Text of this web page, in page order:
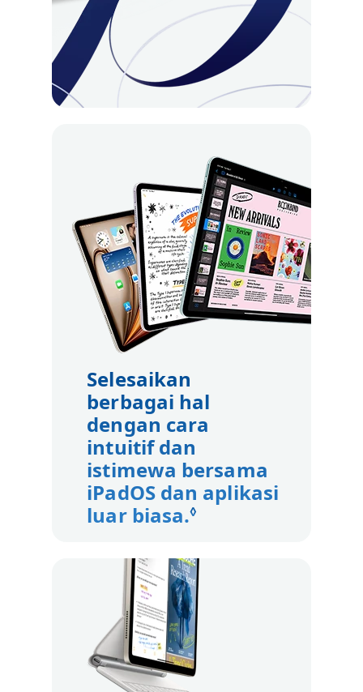
Selesaikan
berbagai hal
dengan cara
intuitif dan
istimewa bersama
iPadOS dan aplikasi
luar biasa.◊